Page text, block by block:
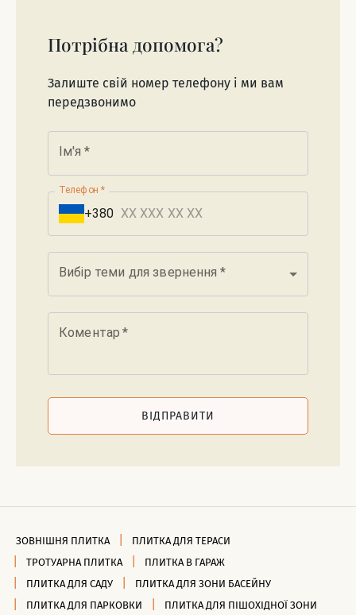
Потрібна допомога?
Залиште свій номер телефону і ми вам
передзвонимо
Ім'я *
Телефон *
+380
Вибір теми для звернення *
Коментар *
ВІДПРАВИТИ
ЗОВНІШНЯ ПЛИТКА
ПЛИТКА ДЛЯ ТЕРАСИ
ТРОТУАРНА ПЛИТКА
ПЛИТКА В ГАРАЖ
ПЛИТКА ДЛЯ САДУ
ПЛИТКА ДЛЯ ЗОНИ БАСЕЙНУ
ПЛИТКА ДЛЯ ПАРКОВКИ
ПЛИТКА ДЛЯ ПІШОХІДНОЇ ЗОНИ